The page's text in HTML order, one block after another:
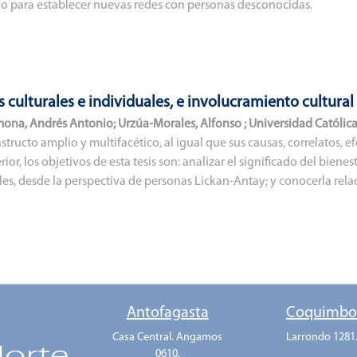
para establecer nuevas redes con personas desconocidas.
culturales e individuales, e involucramiento
Andrés Antonio;Urzúa-Morales, Alfonso ;Universidad
amplio y multifacético, al igual que sus causas, correlatos,
los objetivos de esta tesis son: analizar el significado del
desde la perspectiva de personas Lickan-Antay; y conocerla
bienestar (individual, comunitario y cultural), y las prácticas
personas de esta etnia. Asimismo, se observó que el
y significativo en las diferentes dimensiones del bienestar
Antofagasta
Casa Central. Angamos
0610.
Coquimbo
Larrondo 1281.